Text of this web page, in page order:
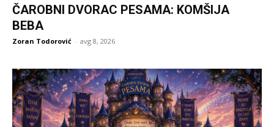
ČAROBNI DVORAC PESAMA: KOMŠIJA
BEBA
Zoran Todorović - avg 8, 2026